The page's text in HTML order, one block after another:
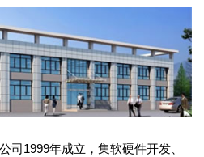
1999年成立，集软硬件开发、